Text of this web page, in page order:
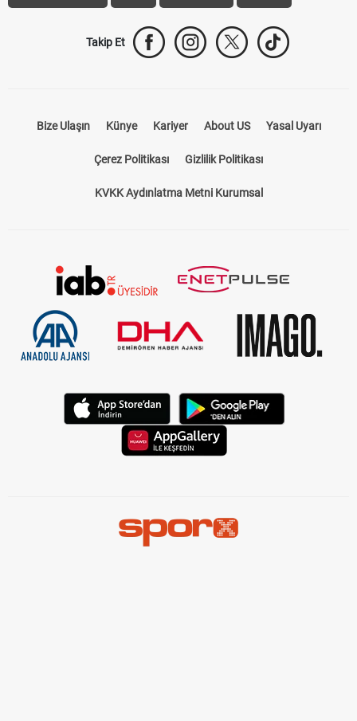
Takip Et
Bize Ulaşın Künye Kariyer About US Yasal Uyarı
Çerez Politikası Gizlilik Politikası
KVKK Aydınlatma Metni Kurumsal